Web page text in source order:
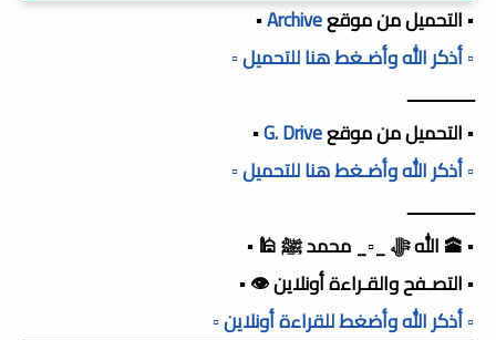
▪️ التحميل من موقعArchive
▪️
▫️ أذكر الله وأضـغط هنا للتحميل ▫️
ـــــــــــــــ
▪️ التحميل من موقعG. Drive
▪️
▫️ أذكر الله وأضـغط هنا للتحميل ▫️
ـــــــــــــــ
▪️ 🕋 الله ﷻ _▫️_ محمد ﷺ 🕌 ▪️
▪️ التصـفح والقـراءة أونلاين 👁️ ▪️
▫️ أذكر الله وأضغط للقراءة أونلاين ▫️